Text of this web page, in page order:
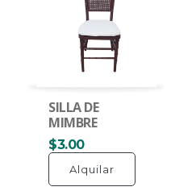
SILLA DE
MIMBRE
$3.00
Alquilar